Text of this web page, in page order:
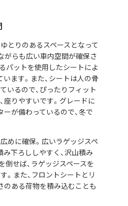
とりのあるスペースとなって
がらも広い車内空間が確保さ
パットを使用したシートによ
います。また、シートは人の骨
いるので、ぴったりフィット
座りやすいです。グレードに
ーが備わっているので、冬で
めに確保。広いラゲッジスペ
み下ろししやすく、沢山積み
倒せば、ラゲッジスペースを
。また、フロントシートとリ
のある荷物を積み込むことも